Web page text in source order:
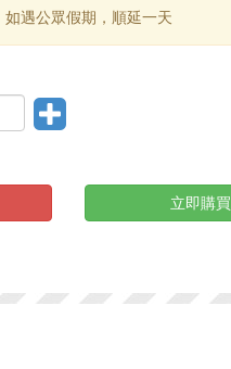
遇公眾假期，順延一天
立即購買